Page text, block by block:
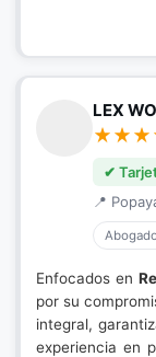
LEX
✔
📍
Enfocados en
por su
integral,
experiencia en